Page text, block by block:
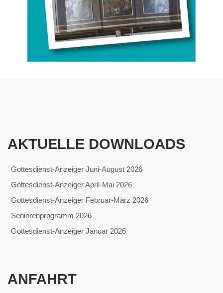
AKTUELLE DOWNLOADS
Gottesdienst-Anzeiger Juni-August 2026
Gottesdienst-Anzeiger April-Mai 2026
Gottesdienst-Anzeiger Februar-März 2026
Seniorenprogramm 2026
Gottesdienst-Anzeiger Januar 2026
ANFAHRT